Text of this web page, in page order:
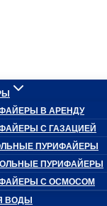
В АРЕНДУ
С ГАЗАЦИЕЙ
ПУРИФАЙЕРЫ
ПУРИФАЙЕРЫ
С ОСМОСОМ
ВОДЫ